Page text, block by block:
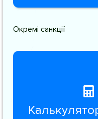
Окремі санкції